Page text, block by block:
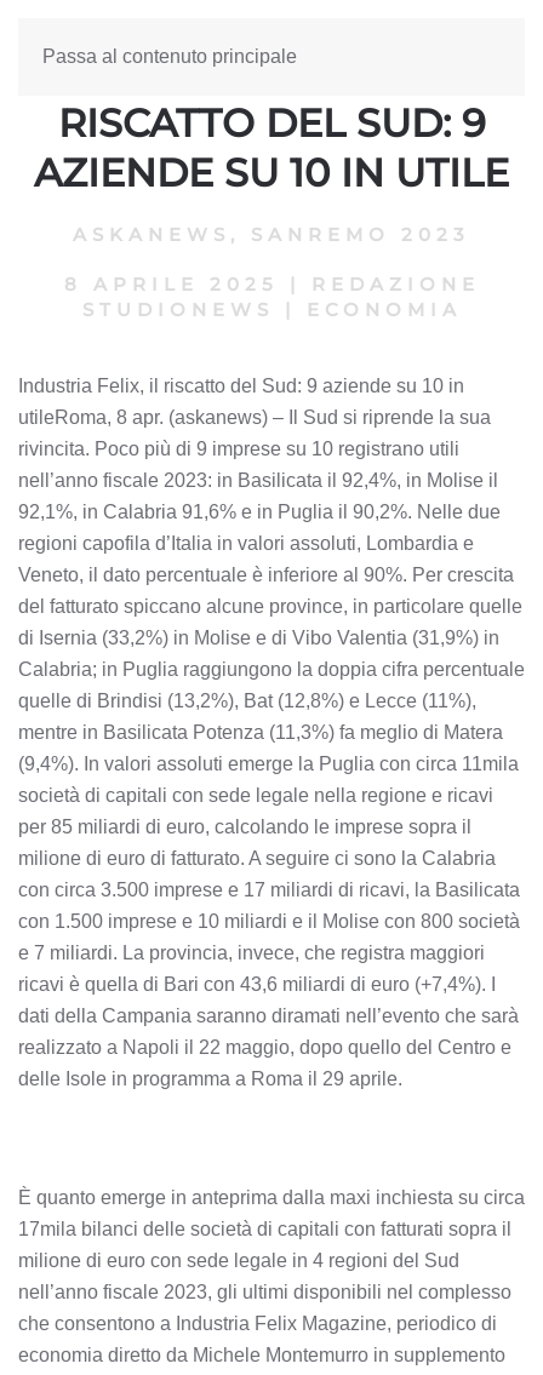
Passa al contenuto principale
INDUSTRIA FELIX, IL
RISCATTO DEL SUD: 9
AZIENDE SU 10 IN UTILE
ASKANEWS , SANREMO 2023
8 APRILE 2025 |
REDAZIONE
STUDIONEWS
| ECONOMIA
Industria Felix, il riscatto del Sud: 9 aziende su 10 in
utileRoma, 8 apr. (askanews) – Il Sud si riprende la sua
rivincita. Poco più di 9 imprese su 10 registrano utili
nell’anno fiscale 2023: in Basilicata il 92,4%, in Molise il
92,1%, in Calabria 91,6% e in Puglia il 90,2%. Nelle due
regioni capofila d’Italia in valori assoluti, Lombardia e
Veneto, il dato percentuale è inferiore al 90%. Per crescita
del fatturato spiccano alcune province, in particolare quelle
di Isernia (33,2%) in Molise e di Vibo Valentia (31,9%) in
Calabria; in Puglia raggiungono la doppia cifra percentuale
quelle di Brindisi (13,2%), Bat (12,8%) e Lecce (11%),
mentre in Basilicata Potenza (11,3%) fa meglio di Matera
(9,4%). In valori assoluti emerge la Puglia con circa 11mila
società di capitali con sede legale nella regione e ricavi
per 85 miliardi di euro, calcolando le imprese sopra il
milione di euro di fatturato. A seguire ci sono la Calabria
con circa 3.500 imprese e 17 miliardi di ricavi, la Basilicata
con 1.500 imprese e 10 miliardi e il Molise con 800 società
e 7 miliardi. La provincia, invece, che registra maggiori
ricavi è quella di Bari con 43,6 miliardi di euro (+7,4%). I
dati della Campania saranno diramati nell’evento che sarà
realizzato a Napoli il 22 maggio, dopo quello del Centro e
delle Isole in programma a Roma il 29 aprile.
È quanto emerge in anteprima dalla maxi inchiesta su circa
17mila bilanci delle società di capitali con fatturati sopra il
milione di euro con sede legale in 4 regioni del Sud
nell’anno fiscale 2023, gli ultimi disponibili nel complesso
che consentono a Industria Felix Magazine, periodico di
economia diretto da Michele Montemurro in supplemento